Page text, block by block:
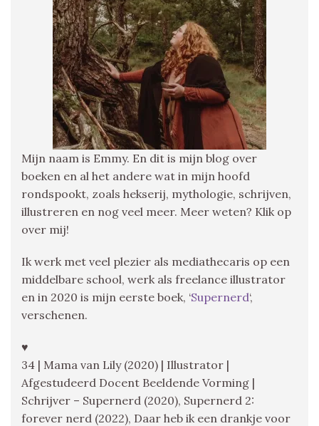
Mijn naam is Emmy. En dit is mijn blog over
boeken en al het andere wat in mijn hoofd
rondspookt, zoals hekserij, mythologie, schrijven,
illustreren en nog veel meer. Meer weten? Klik op
over mij!
Ik werk met veel plezier als mediathecaris op een
middelbare school, werk als freelance illustrator
en in 2020 is mijn eerste boek, ‘Supernerd‘,
verschenen.
♥
34 | Mama van Lily (2020) | Illustrator |
Afgestudeerd Docent Beeldende Vorming |
Schrijver – Supernerd (2020), Supernerd 2:
forever nerd (2022), Daar heb ik een drankje voor